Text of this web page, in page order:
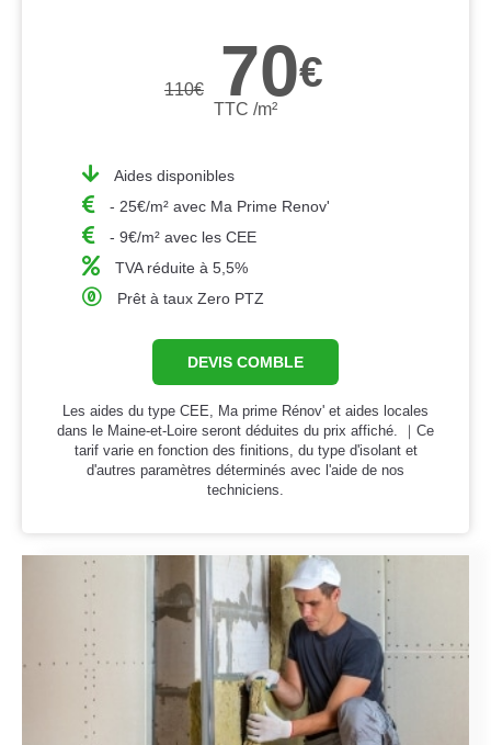
110€ 70€
TTC /m²
Aides disponibles
- 25€/m² avec Ma Prime Renov'
- 9€/m² avec les CEE
TVA réduite à 5,5%
Prêt à taux Zero PTZ
DEVIS COMBLE
Les aides du type CEE, Ma prime Rénov' et aides locales
dans le Maine-et-Loire seront déduites du prix affiché. ｜Ce
tarif varie en fonction des finitions, du type d'isolant et
d'autres paramètres déterminés avec l'aide de nos
techniciens.